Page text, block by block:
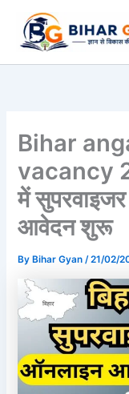
content
Bihar
vacancy
में
आवेदन शुरू
By Bihar Gyan/21/02/